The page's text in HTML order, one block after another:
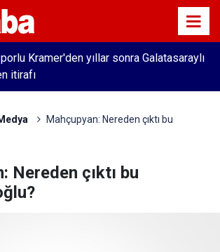
Kramer'den yıllar sonra Galatasaraylı
itirafı
Mahçupyan: Nereden çıktı bu
Nereden çıktı bu